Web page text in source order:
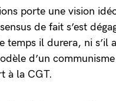
porte une vision
de fait s’est
temps il durera, ni
d’un
à la CGT.